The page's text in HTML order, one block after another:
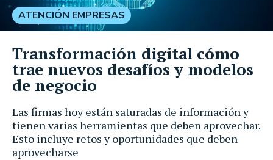
Las firmas hoy están saturadas de información y
tienen varias herramientas que deben aprovechar.
Esto incluye retos y oportunidades que deben
aprovecharse
ATENCIÓN EMPRESAS
Transformación digital cómo
trae nuevos desafíos y modelos
de negocio